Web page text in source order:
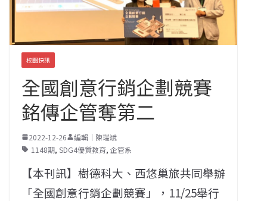
校園快訊
全國創意行銷企劃競賽
銘傳企管奪第二
2022-12-26
編輯｜陳瑞斌
1148期, SDG4優質教育, 企管系
【本刊訊】樹德科大、西悠巢旅共同舉辦
「全國創意行銷企劃競賽」，11/25舉行